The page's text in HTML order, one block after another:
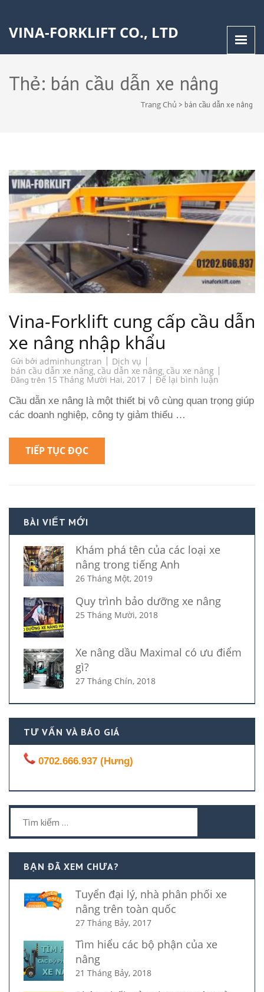
VINA-FORKLIFT CO., LTD
Thẻ: bán cầu dẫn xe nâng
Trang Chủ > bán cầu dẫn xe nâng
Vina-Forklift cung cấp cầu dẫn
xe nâng nhập khẩu
Gửi bởi adminhungtran
Dịch vụ
bán cầu dẫn xe nâng, cầu dẫn xe nâng, cầu xe nâng
Đăng trên 15 Tháng Mười Hai, 2017 Để lại bình luận
Forklift
cung
Cầu dẫn xe nâng là một thiết bị vô cùng quan trọng giúp
các doanh nghiệp, công ty giảm thiểu …
TIẾP TỤC ĐỌC
BÀI VIẾT MỚI
Khám phá tên của các loại xe
nâng trong tiếng Anh
26 Tháng Một, 2019
Quy trình bảo dưỡng xe nâng
25 Tháng Mười, 2018
Xe nâng dầu Maximal có ưu điểm
gì?
27 Tháng Chín, 2018
TƯ VẤN VÀ BÁO GIÁ
0702.666.937 (Hưng)
kiếm
cho:
BẠN ĐÃ XEM CHƯA?
Tuyển đại lý, nhà phân phối xe
nâng trên toàn quốc
27 Tháng Bảy, 2017
Tìm hiểu các bộ phận của xe
nâng
21 Tháng Bảy, 2018